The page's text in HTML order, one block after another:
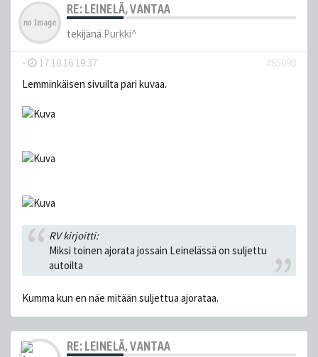
RE: LEINELÄ, VANTAA
tekijänä Purkki^
- 17.10.16 19:37
#85098
Lemminkäisen sivuilta pari kuvaa.
RV kirjoitti:
Miksi toinen ajorata jossain Leinelässä on suljettu
autoilta
Kumma kun en näe mitään suljettua ajorataa.
RE: LEINELÄ, VANTAA